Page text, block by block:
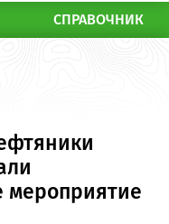
СПРАВОЧНИК
мероприятие